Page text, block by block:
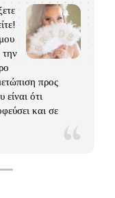
την
προς
ότι
και σε